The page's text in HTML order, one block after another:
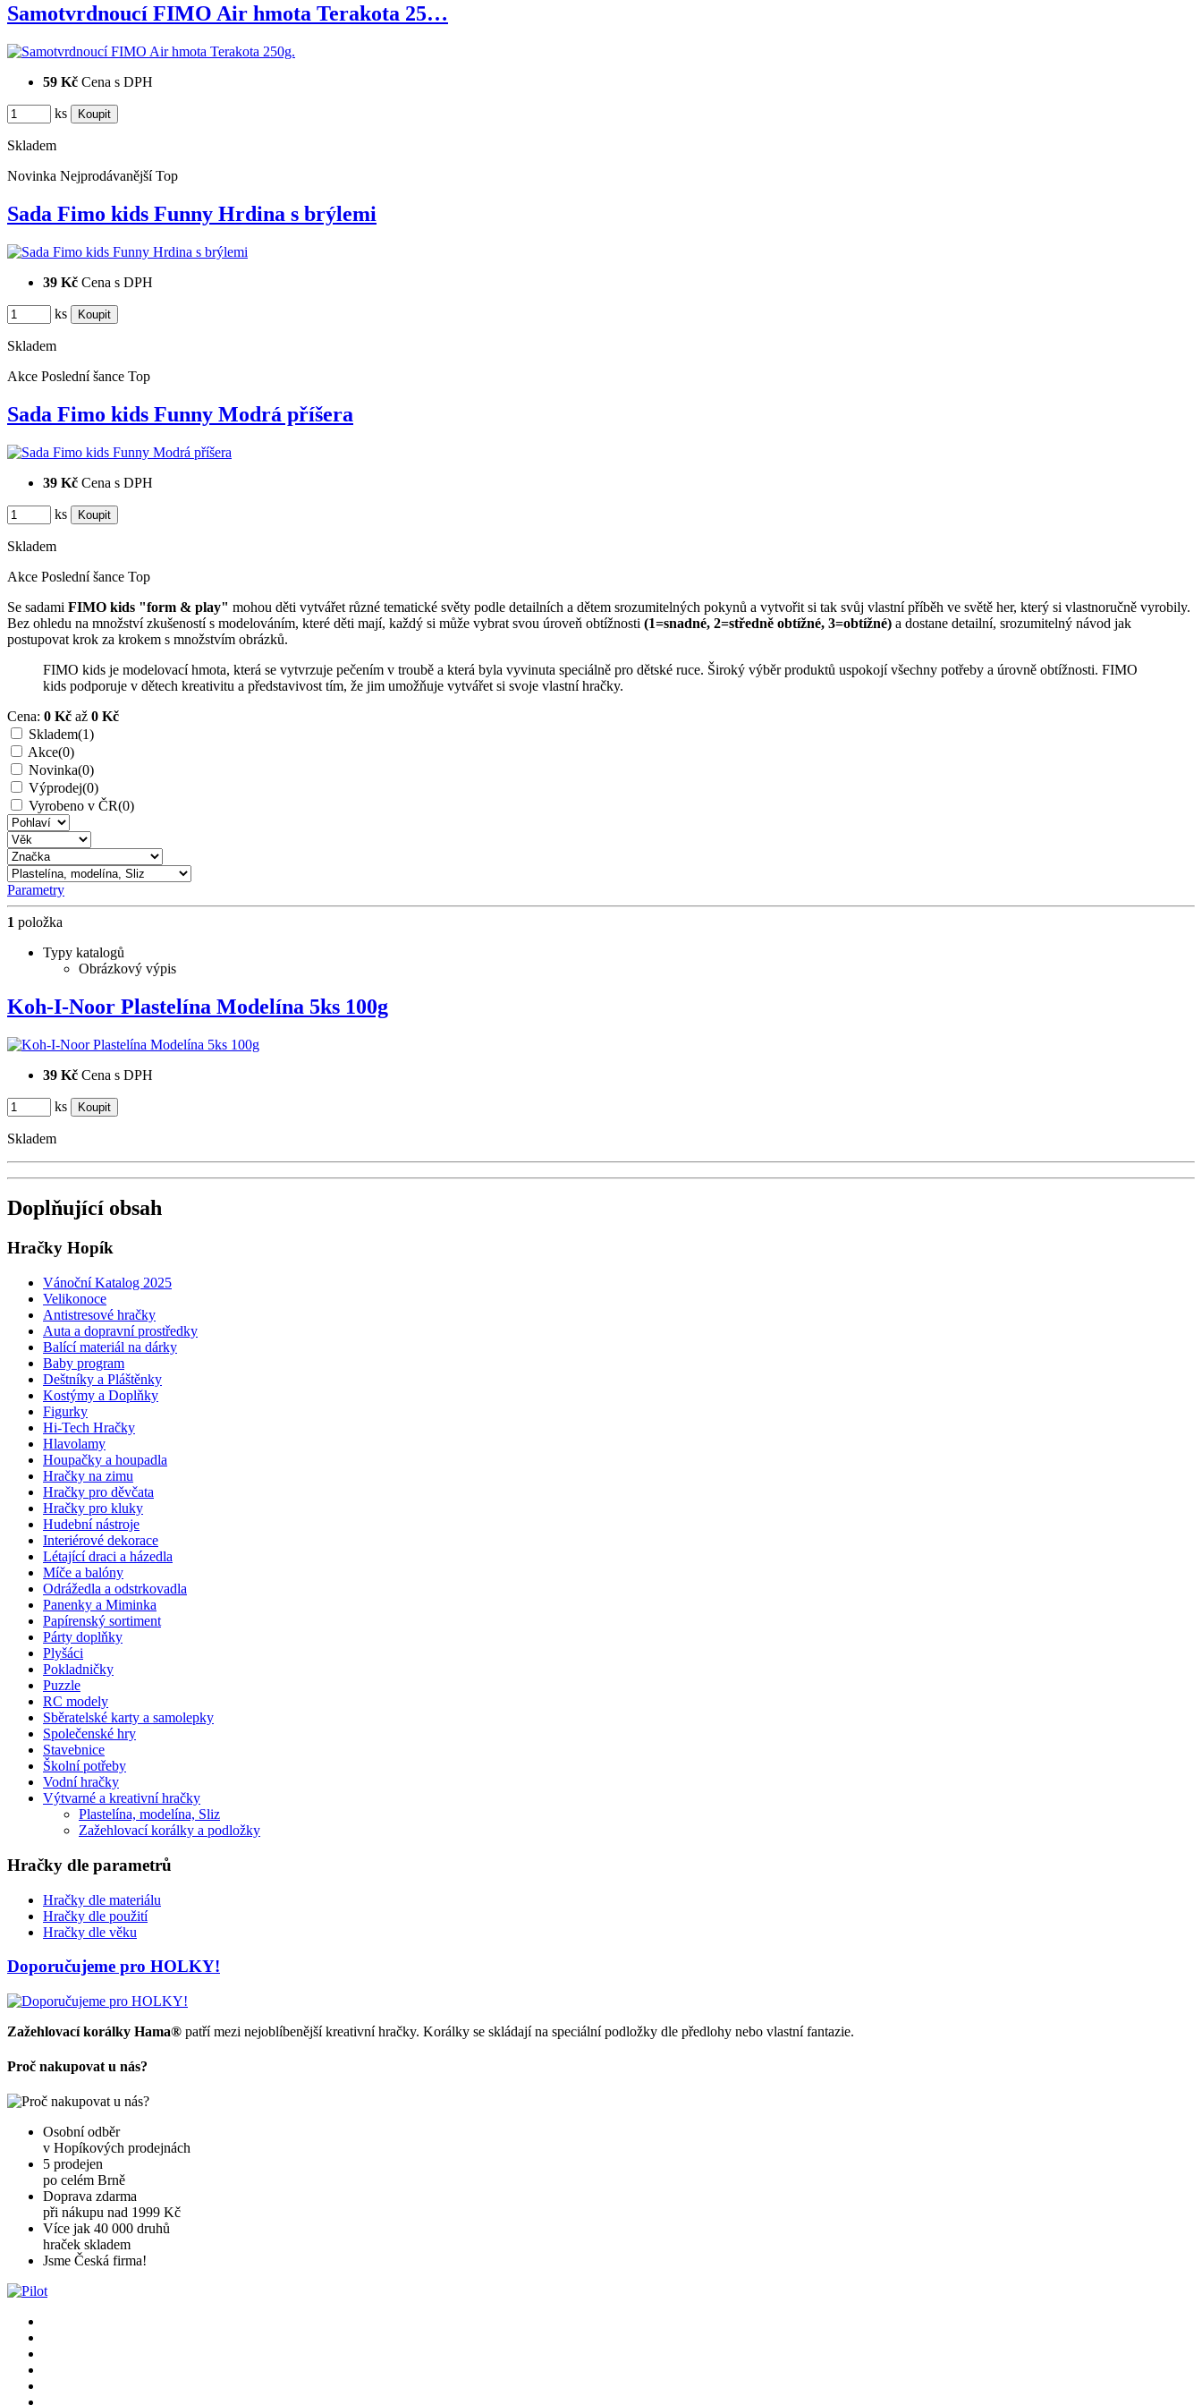
Samotvrdnoucí FIMO Air hmota Terakota 25…
59 Kč Cena s DPH
ks
Skladem
Novinka Nejprodávanější Top
Sada Fimo kids Funny Hrdina s brýlemi
39 Kč Cena s DPH
ks
Skladem
Akce Poslední šance Top
Sada Fimo kids Funny Modrá příšera
39 Kč Cena s DPH
ks
Skladem
Akce Poslední šance Top
Se sadami FIMO kids "form & play" mohou děti vytvářet různé tematické světy podle detailních a dětem srozumitelných pokynů a vytvořit si tak svůj vlastní příběh ve světě her, který si vlastnoručně vyrobily.
Bez ohledu na množství zkušeností s modelováním, které děti mají, každý si může vybrat svou úroveň obtížnosti (1=snadné, 2=středně obtížné, 3=obtížné) a dostane detailní, srozumitelný návod jak
postupovat krok za krokem s množstvím obrázků.
FIMO kids je modelovací hmota, která se vytvrzuje pečením v troubě a která byla vyvinuta speciálně pro dětské ruce. Široký výběr produktů uspokojí všechny potřeby a úrovně obtížnosti. FIMO
kids podporuje v dětech kreativitu a představivost tím, že jim umožňuje vytvářet si svoje vlastní hračky.
Cena: 0 Kč až 0 Kč
Skladem(1)
Akce(0)
Novinka(0)
Výprodej(0)
Vyrobeno v ČR(0)
Parametry
1 položka
Typy katalogů
Obrázkový výpis
Koh-I-Noor Plastelína Modelína 5ks 100g
39 Kč Cena s DPH
ks
Skladem
Doplňující obsah
Hračky Hopík
Vánoční Katalog 2025
Velikonoce
Antistresové hračky
Auta a dopravní prostředky
Balící materiál na dárky
Baby program
Deštníky a Pláštěnky
Kostýmy a Doplňky
Figurky
Hi-Tech Hračky
Hlavolamy
Houpačky a houpadla
Hračky na zimu
Hračky pro děvčata
Hračky pro kluky
Hudební nástroje
Interiérové dekorace
Létající draci a házedla
Míče a balóny
Odrážedla a odstrkovadla
Panenky a Miminka
Papírenský sortiment
Párty doplňky
Plyšáci
Pokladničky
Puzzle
RC modely
Sběratelské karty a samolepky
Společenské hry
Stavebnice
Školní potřeby
Vodní hračky
Výtvarné a kreativní hračky
Plastelína, modelína, Sliz
Zažehlovací korálky a podložky
Hračky dle parametrů
Hračky dle materiálu
Hračky dle použití
Hračky dle věku
Doporučujeme pro HOLKY!
Zažehlovací korálky Hama® patří mezi nejoblíbenější kreativní hračky. Korálky se skládají na speciální podložky dle předlohy nebo vlastní fantazie.
Proč nakupovat u nás?
Osobní odběr
v Hopíkových prodejnách
5 prodejen
po celém Brně
Doprava zdarma
při nákupu nad 1999 Kč
Více jak 40 000 druhů
hraček skladem
Jsme Česká firma!